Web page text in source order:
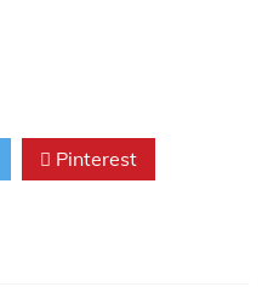
Pinterest